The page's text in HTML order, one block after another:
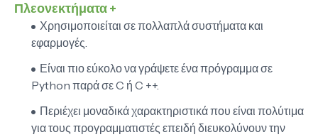
Πλεονεκτήματα +
Χρησιμοποιείται σε πολλαπλά συστήματα και
εφαρμογές.
Είναι πιο εύκολο να γράψετε ένα πρόγραμμα σε
Python παρά σε C ή C ++.
Περιέχει μοναδικά χαρακτηριστικά που είναι πολύτιμα
για τους προγραμματιστές επειδή διευκολύνουν την